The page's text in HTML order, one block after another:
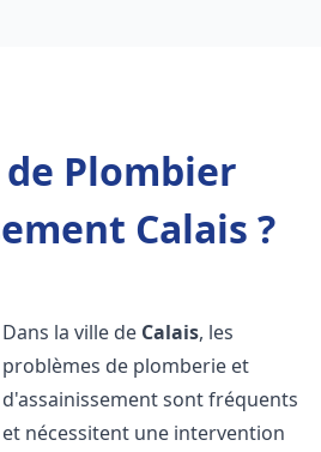
Plombier
Calais ?
Dans la ville de Calais, les
problèmes de plomberie et
d'assainissement sont fréquents
et nécessitent une intervention